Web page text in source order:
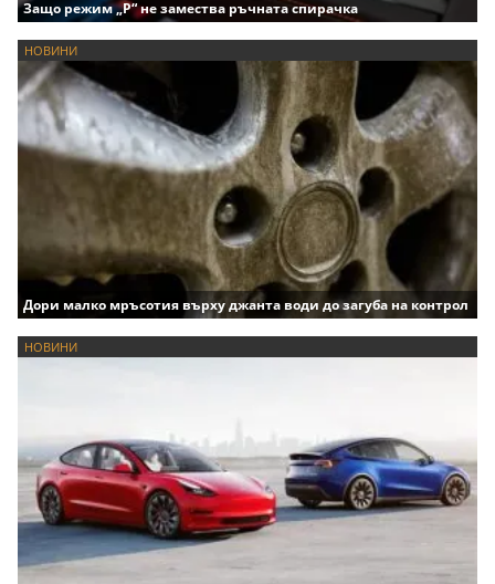
Защо режим „P“ не замества ръчната спирачка
НОВИНИ
Дори малко мръсотия върху джанта води до загуба на контрол
НОВИНИ